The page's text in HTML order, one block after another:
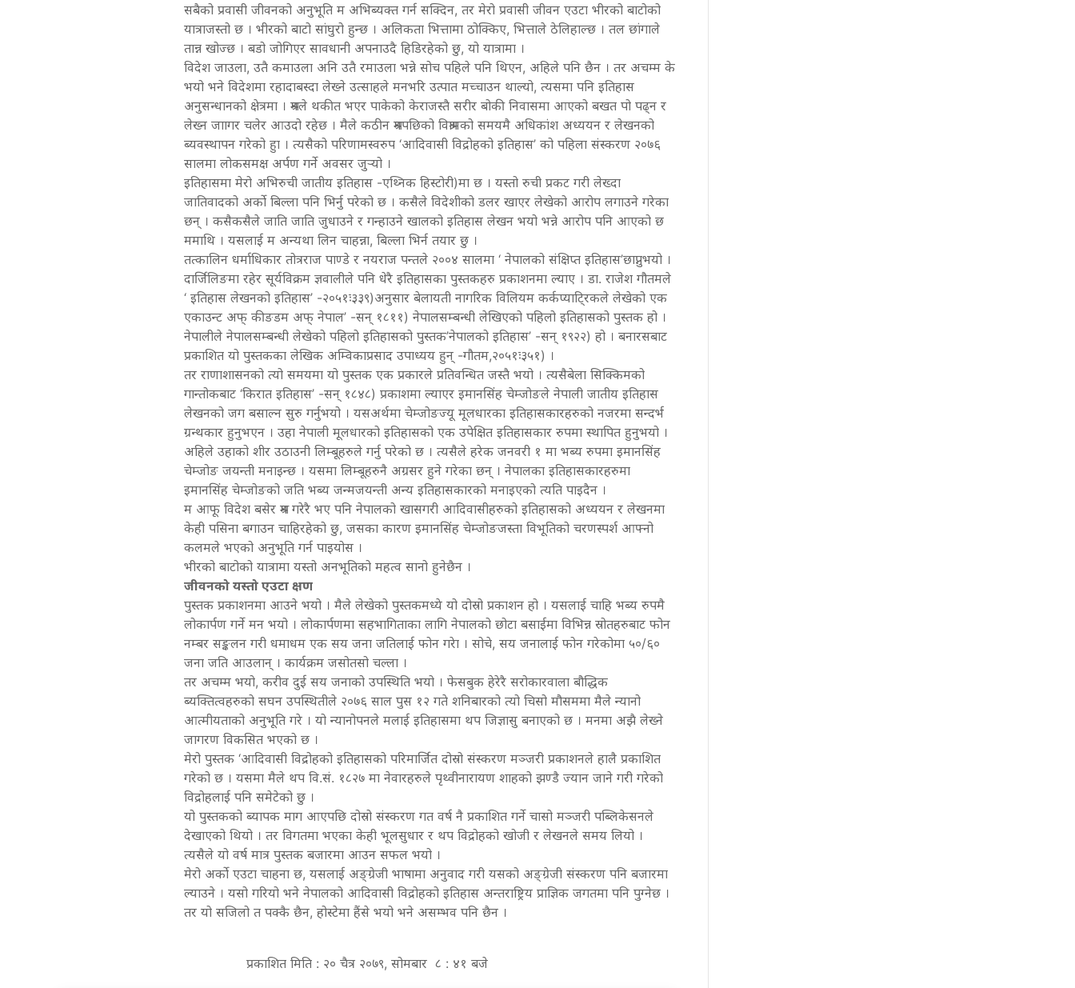
सबैको प्रवासी जीवनको अनुभूति म अभिब्यक्त गर्न सक्दिन, तर मेरो प्रवासी जीवन एउटा भीरको बाटोको
यात्राजस्तो छ । भीरको बाटो सांघुरो हुन्छ । अलिकता भित्तामा ठोक्किए, भित्ताले ठेलिहाल्छ । तल छांगाले
तान्न खोज्छ । बडो जोगिएर सावधानी अपनाउदै हिडिरहेको छु, यो यात्रामा ।
विदेश जाउला, उतै कमाउला अनि उतै रमाउला भन्ने सोच पहिले पनि थिएन, अहिले पनि छैन । तर अचम्म के
भयो भने विदेशमा रहादाबस्दा लेख्ने उत्साहले मनभरि उत्पात मच्चाउन थाल्यो, त्यसमा पनि इतिहास
अनुसन्धानको क्षेत्रमा । श्रमले थकीत भएर पाकेको केराजस्तै सरीर बोकी निवासमा आएको बखत पो पढ्न र
लेख्न जाागर चलेर आउदो रहेछ । मैले कठीन श्रमपछिको विश्रामको समयमै अधिकांश अध्ययन र लेखनको
ब्यवस्थापन गरेको हुा । त्यसैको परिणामस्वरुप ‘आदिवासी विद्रोहको इतिहास’ को पहिला संस्करण २०७६
सालमा लोकसमक्ष अर्पण गर्ने अवसर जुर्‍यो ।
इतिहासमा मेरो अभिरुची जातीय इतिहास -एथ्निक हिस्टोरी)मा छ । यस्तो रुची प्रकट गरी लेख्दा
जातिवादको अर्को बिल्ला पनि भिर्नु परेको छ । कसैले विदेशीको डलर खाएर लेखेको आरोप लगाउने गरेका
छन् । कसैकसैले जाति जाति जुधाउने र गन्हाउने खालको इतिहास लेखन भयो भन्ने आरोप पनि आएको छ
ममाथि । यसलाई म अन्यथा लिन चाहन्ना, बिल्ला भिर्न तयार छु ।
तत्कालिन धर्माधिकार तोत्रराज पाण्डे र नयराज पन्तले २००४ सालमा ‘ नेपालको संक्षिप्त इतिहास’छाप्नुभयो ।
दार्जिलिङमा रहेर सूर्यविक्रम ज्ञवालीले पनि धेरै इतिहासका पुस्तकहरु प्रकाशनमा ल्याए । डा. राजेश गौतमले
‘ इतिहास लेखनको इतिहास’ -२०५१ः३३९)अनुसार बेलायती नागरिक विलियम कर्कप्याटि्रकले लेखेको एक
एकाउन्ट अफ् कीङडम अफ् नेपाल’ -सन् १८११) नेपालसम्बन्धी लेखिएको पहिलो इतिहासको पुस्तक हो ।
नेपालीले नेपालसम्बन्धी लेखेको पहिलो इतिहासको पुस्तक’नेपालको इतिहास’ -सन् १९२२) हो । बनारसबाट
प्रकाशित यो पुस्तकका लेखिक अम्विकाप्रसाद उपाध्यय हुन् -गौतम,२०५१ः३५१) ।
तर राणाशासनको त्यो समयमा यो पुस्तक एक प्रकारले प्रतिवन्धित जस्तै भयो । त्यसैबेला सिक्किमको
गान्तोकबाट ‘किरात इतिहास’ -सन् १८४८) प्रकाशमा ल्याएर इमानसिंह चेम्जोङले नेपाली जातीय इतिहास
लेखनको जग बसाल्न सुरु गर्नुभयो । यसअर्थमा चेम्जोङज्यू मूलधारका इतिहासकारहरुको नजरमा सन्दर्भ
ग्रन्थकार हुनुभएन । उहा नेपाली मूलधारको इतिहासको एक उपेक्षित इतिहासकार रुपमा स्थापित हुनुभयो ।
अहिले उहाको शीर उठाउनी लिम्बूहरुले गर्नु परेको छ । त्यसैले हरेक जनवरी १ मा भब्य रुपमा इमानसिंह
चेम्जोङ जयन्ती मनाइन्छ । यसमा लिम्बूहरुनै अग्रसर हुने गरेका छन् । नेपालका इतिहासकारहरुमा
इमानसिंह चेम्जोङको जति भब्य जन्मजयन्ती अन्य इतिहासकारको मनाइएको त्यति पाइदैन ।
म आफू विदेश बसेर श्रम गरेरै भए पनि नेपालको खासगरी आदिवासीहरुको इतिहासको अध्ययन र लेखनमा
केही पसिना बगाउन चाहिरहेको छु, जसका कारण इमानसिंह चेम्जोङजस्ता विभूतिको चरणस्पर्श आफ्नो
कलमले भएको अनुभूति गर्न पाइयोस ।
भीरको बाटोको यात्रामा यस्तो अनभूतिको महत्व सानो हुनेछैन ।
जीवनको यस्तो एउटा क्षण
पुस्तक प्रकाशनमा आउने भयो । मैले लेखेको पुस्तकमध्ये यो दोस्रो प्रकाशन हो । यसलाई चाहि भब्य रुपमै
लोकार्पण गर्ने मन भयो । लोकार्पणमा सहभागिताका लागि नेपालको छोटा बसाईमा विभिन्न स्रोतहरुबाट फोन
नम्बर सङ्कलन गरी धमाधम एक सय जना जतिलाई फोन गरेा । सोचे, सय जनालाई फोन गरेकोमा ५०/६०
जना जति आउलान् । कार्यक्रम जसोतसो चल्ला ।
तर अचम्म भयो, करीव दुई सय जनाको उपस्थिति भयो । फेसबुक हेरेरै सरोकारवाला बौद्धिक
ब्यक्तित्वहरुको सघन उपस्थितीले २०७६ साल पुस १२ गते शनिबारको त्यो चिसो मौसममा मैले न्यानो
आत्मीयताको अनुभूति गरे । यो न्यानोपनले मलाई इतिहासमा थप जिज्ञासु बनाएको छ । मनमा अझै लेख्ने
जागरण विकसित भएको छ ।
मेरो पुस्तक ‘आदिवासी विद्रोहको इतिहासको परिमार्जित दोस्रो संस्करण मञ्जरी प्रकाशनले हालै प्रकाशित
गरेको छ । यसमा मैले थप वि.सं. १८२७ मा नेवारहरुले पृथ्वीनारायण शाहको झण्डै ज्यान जाने गरी गरेको
विद्रोहलाई पनि समेटेको छु ।
यो पुस्तकको ब्यापक माग आएपछि दोस्रो संस्करण गत वर्ष नै प्रकाशित गर्ने चासो मञ्जरी पब्लिकेसनले
देखाएको थियो । तर विगतमा भएका केही भूलसुधार र थप विद्रोहको खोजी र लेखनले समय लियो ।
त्यसैले यो वर्ष मात्र पुस्तक बजारमा आउन सफल भयो ।
मेरो अर्को एउटा चाहना छ, यसलाई अङ्ग्रेजी भाषामा अनुवाद गरी यसको अङ्ग्रेजी संस्करण पनि बजारमा
ल्याउने । यसो गरियो भने नेपालको आदिवासी विद्रोहको इतिहास अन्तराष्ट्रिय प्राज्ञिक जगतमा पनि पुग्नेछ ।
तर यो सजिलो त पक्कै छैन, होस्टेमा हैंसे भयो भने असम्भव पनि छैन ।
प्रकाशित मिति : २० चैत्र २०७९, सोमबार ८ : ४१ बजे